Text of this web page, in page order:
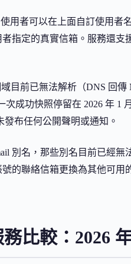
使用者可以在上面自訂使用者
指定的真實信箱。服務還支
域目前已無法解析（DNS 回
次成功快照停留在 2026 年 1
發布任何公開聲明或通知。
別名，那些別名目前已經
的聯絡信箱更換為其他可用
比較：2026